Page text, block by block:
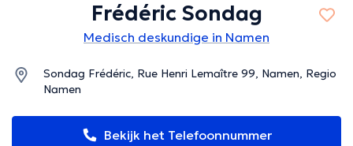
Frédéric Sondag
Medisch deskundige in Namen
Sondag Frédéric, Rue Henri Lemaître 99, Namen, Regio
Namen
Bekijk het Telefoonnummer